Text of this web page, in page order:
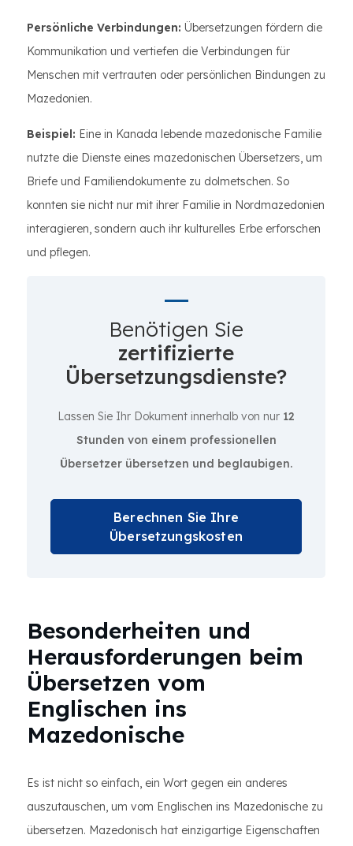
Persönliche Verbindungen: Übersetzungen fördern die
Kommunikation und vertiefen die Verbindungen für
Menschen mit vertrauten oder persönlichen Bindungen zu
Mazedonien.
Beispiel: Eine in Kanada lebende mazedonische Familie
nutzte die Dienste eines mazedonischen Übersetzers, um
Briefe und Familiendokumente zu dolmetschen. So
konnten sie nicht nur mit ihrer Familie in Nordmazedonien
interagieren, sondern auch ihr kulturelles Erbe erforschen
und pflegen.
Benötigen Sie
zertifizierte
Übersetzungsdienste?
Lassen Sie Ihr Dokument innerhalb von nur 12
Stunden von einem professionellen
Übersetzer übersetzen und beglaubigen.
Berechnen Sie Ihre
Übersetzungskosten
Besonderheiten und
Herausforderungen beim
Übersetzen vom
Englischen ins
Mazedonische
Es ist nicht so einfach, ein Wort gegen ein anderes
auszutauschen, um vom Englischen ins Mazedonische zu
übersetzen. Mazedonisch hat einzigartige Eigenschaften